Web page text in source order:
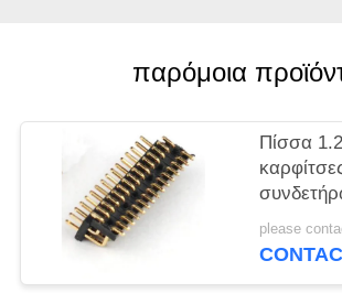
PRIVACYπαρόμοια
Πίσσα
90